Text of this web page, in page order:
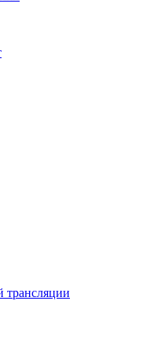
трансляции